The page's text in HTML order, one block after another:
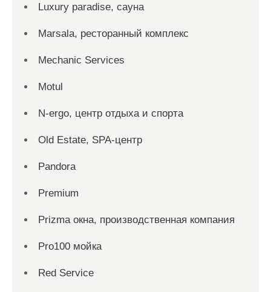
Luxury paradise, сауна
Marsala, ресторанный комплекс
Mechanic Services
Motul
N-ergo, центр отдыха и спорта
Old Estate, SPA-центр
Pandora
Premium
Prizma окна, производственная компания
Pro100 мойка
Red Service